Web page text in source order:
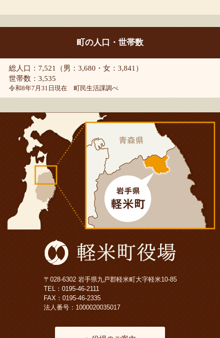
町の人口・世帯数
総人口：7,521（男：3,680・女：3,841）
世帯数：3,535
令和8年7月31日現在 町民生活課調べ
〒028-6302 岩手県九戸郡軽米町大字軽米10-85
TEL： 0195-46-2111
FAX：0195-46-2335
法人番号：1000020035017